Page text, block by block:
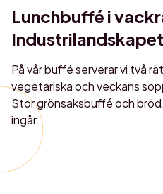
Lunchbuffé i
Industrilandskapet
På vår buffé serverar vi två
vegetariska och veckans
Stor grönsaksbuffé och
ingår.